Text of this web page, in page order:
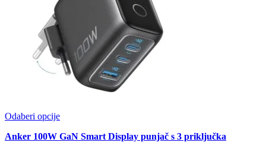
Odaberi opcije
Anker 100W GaN Smart Display punjač s 3 priključka